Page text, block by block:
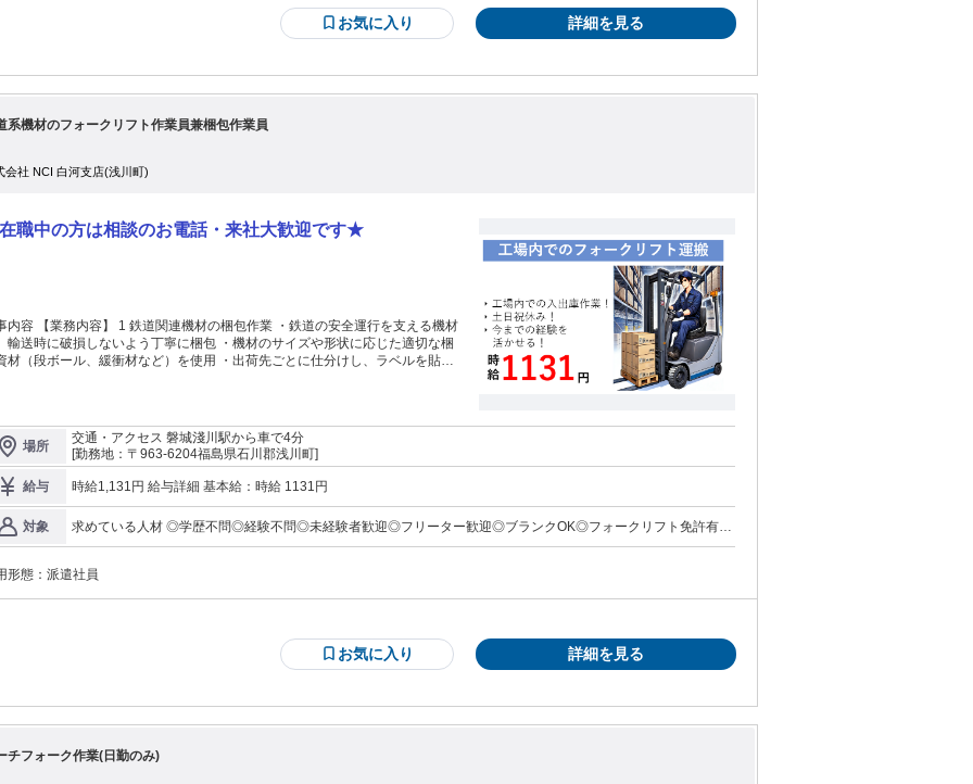
お気に入り 詳細を見る
系機材のフォークリフト作業員兼梱包作業員
会社 NCI 白河支店(浅川町)
職中の方は相談のお電話・来社大歓迎です★
内容 【業務内容】 1 鉄道関連機材の梱包作業 ・鉄道の安全運行を支える機材
輸送時に破損しないよう丁寧に梱包 ・機材のサイズや形状に応じた適切な梱
材（段ボール、緩衝材など）を使用 ・出荷先ごとに仕分けし、ラベルを貼る
作業（資格保持者のみ） ・フォークリフトを使用してパレット単位で機材を
・入出庫の際に安全確認をしながら作業を進める ・資格がない方は、資格取
度あり（未経験者もOK！） 4 伝票入力作業（PC作業あり） ・出荷・入
ータをPCで管理 ・専用のシステムに決まったフォーマットで入力する作業が
輩社員が1人立ちまでに つきっきりで指導
す♪ 〇環境面◎ キレイな工場での お仕事になります！ 働く環境抜群
プライベート重視派さんにも オススメのお仕事な
主婦さんが 多数在籍して活躍中！ 子育て世代に
すい環境が整っています！ ／ ・フォークリフト経験者大募
すぐ働けます！ ■長期的に活躍できる ◇NCIのここがオススメ！◇ 《社会
・体力面に自信のある方大歓迎です。 ・職場見学随時可能 ・夜勤専属も可能
談ください！ この求人以外にもみなさん
と応募OK 学歴不問 研修あり 高収入 禁煙・分煙 車通勤OK 長期 残業月20時間
場所
交通・アクセス 磐城淺川駅から車で4分
[勤務地：〒963-6204福島県石川郡浅川町]
給与 時給1,131円 給与詳細 基本給：時給 1131円
対象
求めている人材 ◎学歴不問◎経験不問◎未経験者歓迎◎フリーター歓迎◎ブランクOK◎フォークリフト免許有資
形態： 派遣社員
お気に入り 詳細を見る
チフォーク作業(日勤のみ)